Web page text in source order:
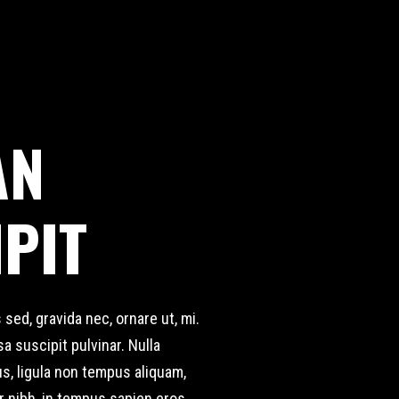
gravida nec, ornare ut, mi.
suscipit pulvinar. Nulla
ligula non tempus aliquam,